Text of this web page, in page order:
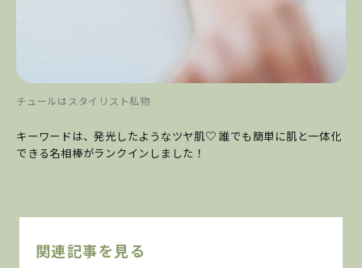
チュールはスタイリスト私物
キーワードは、発光したようなツヤ肌♡ 誰でも簡単に肌と一体化
できる名相棒がランクインしました！
関連記事を見る